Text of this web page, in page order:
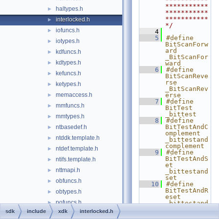
► haltypes.h
► interlocked.h
► iofuncs.h
► iotypes.h
► kdfuncs.h
► kdtypes.h
► kefuncs.h
► ketypes.h
► memaccess.h
► mmfuncs.h
► mmtypes.h
► ntbasedef.h
► ntddk.template.h
► ntdef.template.h
► ntifs.template.h
► nttmapi.h
► obfuncs.h
► obtypes.h
► pofuncs.h
► potypes.h
***********
***********
***********
*/
    4
    5
#define
BitScanForw
ard
_BitScanFor
ward
    6
#define
BitScanReve
rse
_BitScanRev
erse
    7
#define
BitTest
_bittest
    8
#define
BitTestAndC
omplement
_bittestand
complement
    9
#define
BitTestAndS
et
_bittestand
set
   10
#define
BitTestAndR
eset
_bittestand
sdk include xdk interlocked.h